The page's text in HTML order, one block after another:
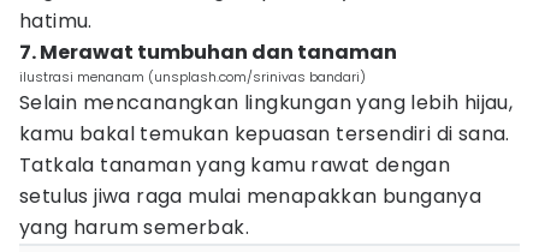
hatimu.
7. Merawat tumbuhan dan tanaman
ilustrasi menanam (unsplash.com/srinivas bandari)
Selain mencanangkan lingkungan yang lebih hijau,
kamu bakal temukan kepuasan tersendiri di sana.
Tatkala tanaman yang kamu rawat dengan
setulus jiwa raga mulai menapakkan bunganya
yang harum semerbak.